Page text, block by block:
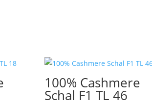
100% Cashmere
Schal F1 TL 46